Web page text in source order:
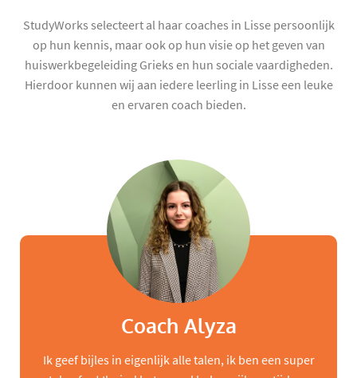
StudyWorks selecteert al haar coaches in Lisse persoonlijk
op hun kennis, maar ook op hun visie op het geven van
huiswerkbegeleiding Grieks en hun sociale vaardigheden.
Hierdoor kunnen wij aan iedere leerling in Lisse een leuke
en ervaren coach bieden.
Coach Alyza
Ik geef bijles in eigenlijk alle talen, ik ben een super